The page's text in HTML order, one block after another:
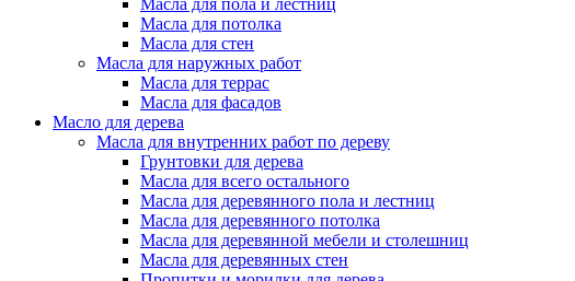
Масла для пола и лестниц
Масла для потолка
Масла для стен
Масла для наружных работ
Масла для террас
Масла для фасадов
Масло для дерева
Масла для внутренних работ по дереву
Грунтовки для дерева
Масла для всего остального
Масла для деревянного пола и лестниц
Масла для деревянного потолка
Масла для деревянной мебели и столешниц
Масла для деревянных стен